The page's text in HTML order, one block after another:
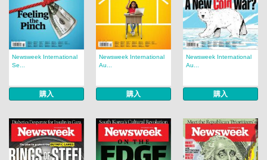
Newsweek International
Se...
購入
Newsweek International
Au...
購入
Newsweek International
Au...
購入